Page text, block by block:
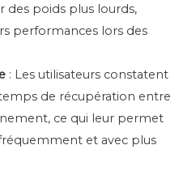
des poids plus lourds,
performances lors des
: Les utilisateurs constatent
de récupération entre
ce qui leur permet
et avec plus